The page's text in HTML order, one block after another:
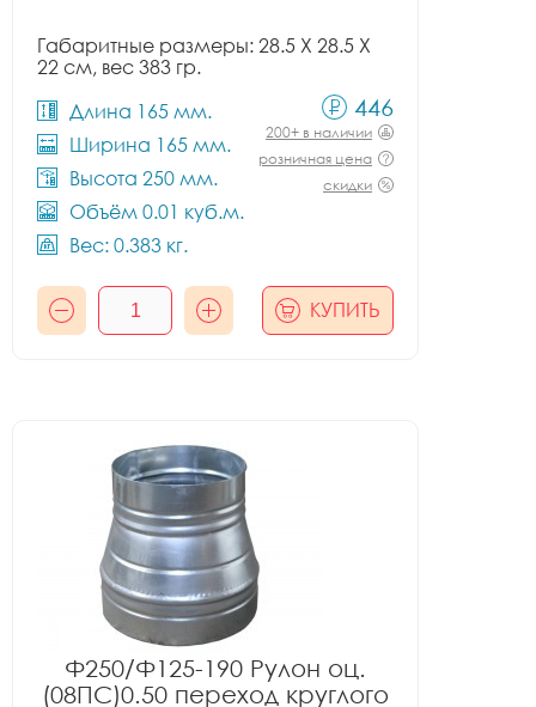
Габаритные размеры: 28.5 X 28.5 X
22 см, вес 383 гр.
Длина 165 мм.
Ширина 165 мм.
Высота 250 мм.
Объём 0.01 куб.м.
Вес: 0.383 кг.
446
200+ в наличии
розничная цена
скидки
КУПИТЬ
Ф250/Ф125-190 Рулон оц.
(08ПС)0.50 переход круглого